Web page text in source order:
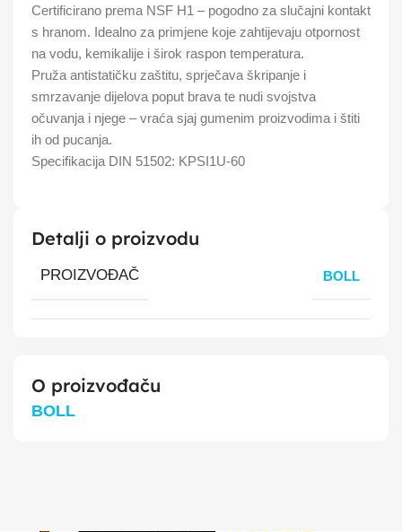
Certificirano prema NSF H1 – pogodno za slučajni kontakt
s hranom. Idealno za primjene koje zahtijevaju otpornost
na vodu, kemikalije i širok raspon temperatura.
Pruža antistatičku zaštitu, sprječava škripanje i
smrzavanje dijelova poput brava te nudi svojstva
očuvanja i njege – vraća sjaj gumenim proizvodima i štiti
ih od pucanja.
Specifikacija DIN 51502: KPSI1U-60
Detalji o proizvodu
PROIZVOĐAČ BOLL
O proizvođaču
BOLL